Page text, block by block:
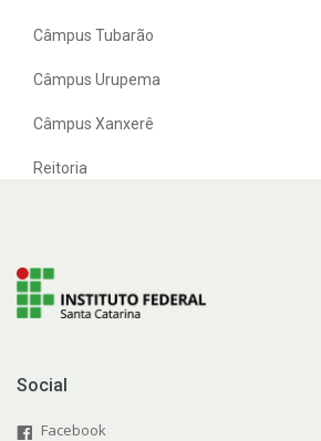
Câmpus Tubarão
Câmpus Urupema
Câmpus Xanxerê
Reitoria
Social
Facebook